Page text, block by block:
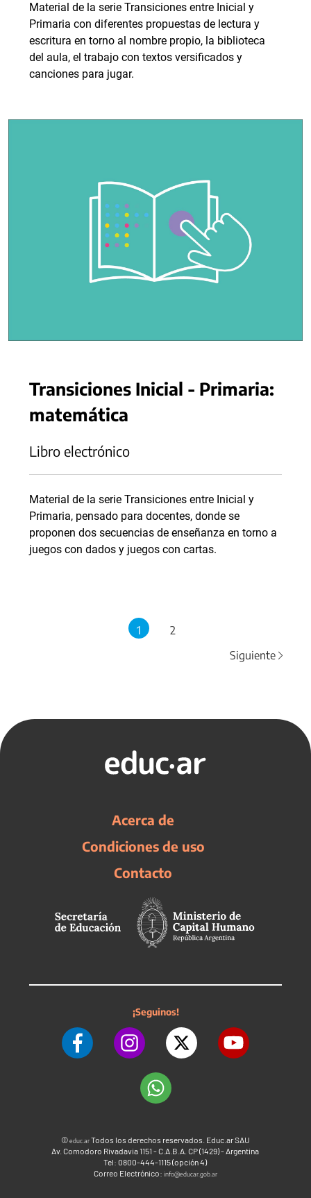
Material de la serie Transiciones entre Inicial y
Primaria con diferentes propuestas de lectura y
escritura en torno al nombre propio, la biblioteca
del aula, el trabajo con textos versificados y
canciones para jugar.
Transiciones Inicial - Primaria:
matemática
Libro electrónico
Material de la serie Transiciones entre Inicial y
Primaria, pensado para docentes, donde se
proponen dos secuencias de enseñanza en torno a
juegos con dados y juegos con cartas.
1
2
Siguiente
Acerca de
Condiciones de uso
Contacto
¡Seguinos!
©educ.arTodos los derechos reservados. Educ.ar SAU
Av. Comodoro Rivadavia 1151 - C.A.B.A. CP (1429) - Argentina
Tel: 0800-444-1115 (opción 4)
Correo Electrónico: info@educar.gob.ar